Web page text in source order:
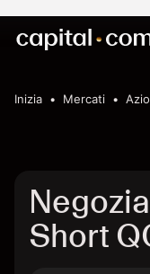
Inizia Mercati
Short